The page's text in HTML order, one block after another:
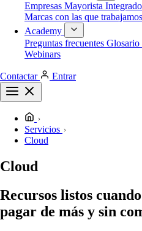
Empresas Mayorista
Marcas con las que trabajamos
Academy
Preguntas frecuentes Glosario
Webinars
Contactar Entrar
Servicios
Cloud
Cloud
Recursos listos
pagar de más y sin